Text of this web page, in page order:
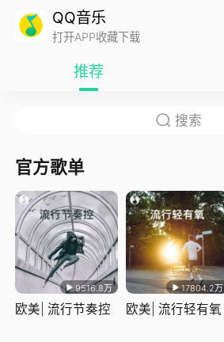
QQ音乐
打开APP收藏下载
推荐
官方歌单
9516.8万
欧美| 流行节奏控
17804.2万
欧美| 流行轻有氧